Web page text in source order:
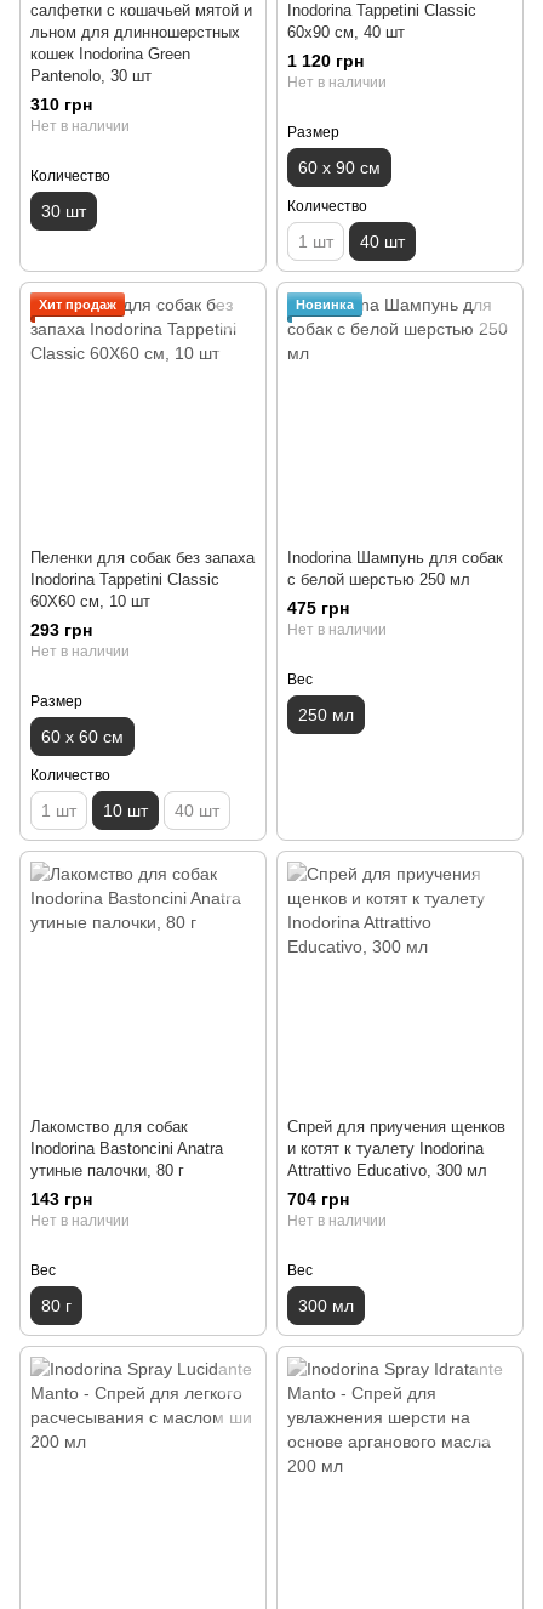
салфетки с кошачьей мятой и
льном для длинношерстных
кошек Inodorina Green
Pantenolo, 30 шт
310 грн
Нет в наличии
Количество
30 шт
Inodorina Tappetini Classic
60х90 см, 40 шт
1 120 грн
Нет в наличии
Размер
60 х 90 см
Количество
1 шт 40 шт
Хит продаж
Пеленки для собак без запаха
Inodorina Tappetini Classic
60X60 см, 10 шт
293 грн
Нет в наличии
Размер
60 х 60 см
Количество
1 шт 10 шт 40 шт
Новинка
Inodorina Шампунь для собак
с белой шерстью 250 мл
475 грн
Нет в наличии
Вес
250 мл
Лакомство для собак
Inodorina Bastoncini Anatra
утиные палочки, 80 г
143 грн
Нет в наличии
Вес
80 г
Спрей для приучения щенков
и котят к туалету Inodorina
Attrattivo Educativo, 300 мл
704 грн
Нет в наличии
Вес
300 мл